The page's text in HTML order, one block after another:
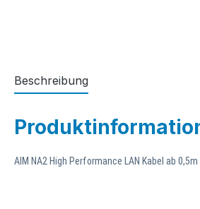
Beschreibung
AIM NA2 High Performance LAN Kabel ab 0,5m